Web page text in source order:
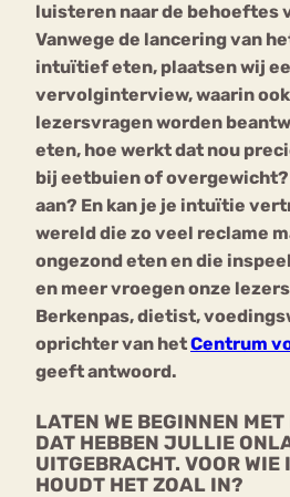
luisteren naar de behoeftes
Vanwege de lancering van
intuïtief eten, plaatsen wij
vervolginterview, waarin
lezersvragen worden
eten, hoe werkt dat nou
bij eetbuien of overgewicht?
aan? En kan je je intuïtie
wereld die zo veel reclame
ongezond eten en die
en meer vroegen onze
Berkenpas, dietist,
oprichter van hetCentrum
geeft antwoord.
LATEN WE BEGINNEN MET
DAT HEBBEN JULLIE
UITGEBRACHT. VOOR WIE
HOUDT HET ZOAL IN?
Eetbuien Piekeren
Orthorexia
Afvallen